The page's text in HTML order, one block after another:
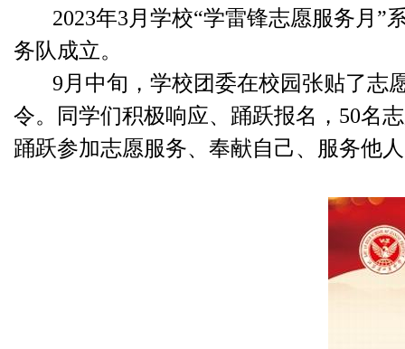
2023年3月学校“学雷锋志愿服务月”
务队成立。
9月中旬，学校团委在校园张贴了志
令。同学们积极响应、踊跃报名，50名
踊跃参加志愿服务、奉献自己、服务他